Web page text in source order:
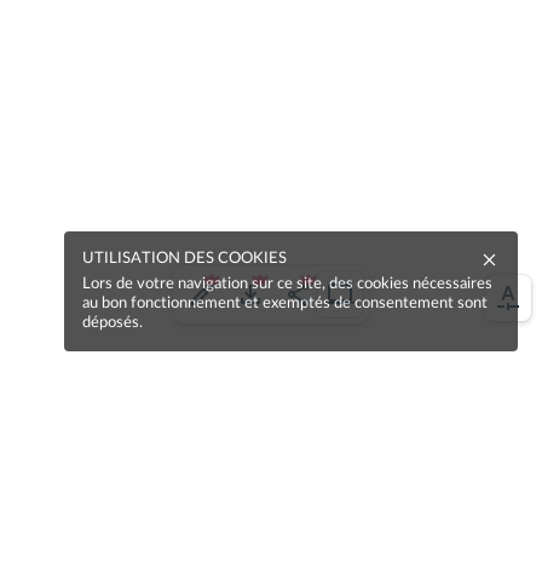
UTILISATION DES COOKIES
Lors de votre navigation sur ce site, des cookies nécessaires
au bon fonctionnement et exemptés de consentement sont
déposés.